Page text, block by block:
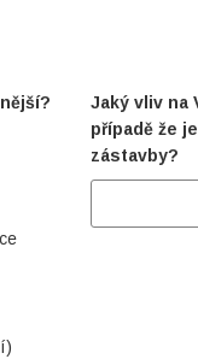
Jaký vliv na
případě že
zástavby?